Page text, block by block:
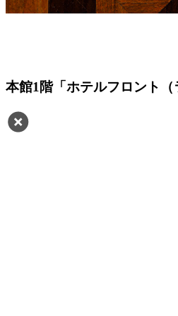
本館1階「ホテルフロント（